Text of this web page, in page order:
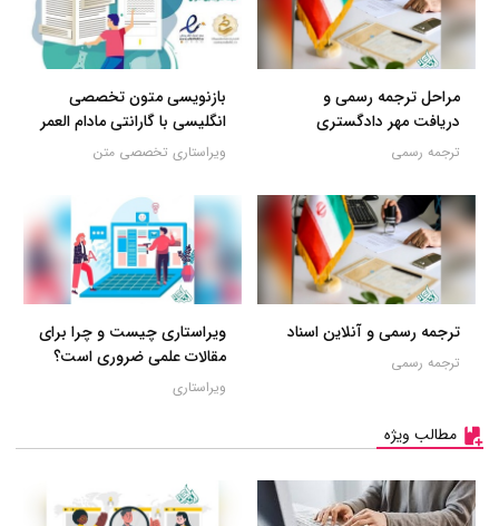
مراحل ترجمه رسمی و
دریافت مهر دادگستری
ترجمه رسمی
بازنویسی متون تخصصی
انگلیسی با گارانتی مادام العمر
ویراستاری تخصصی متن
ترجمه رسمی و آنلاین اسناد
ترجمه رسمی
ویراستاری چیست و چرا برای
مقالات علمی ضروری است؟
ویراستاری
مطالب ویژه